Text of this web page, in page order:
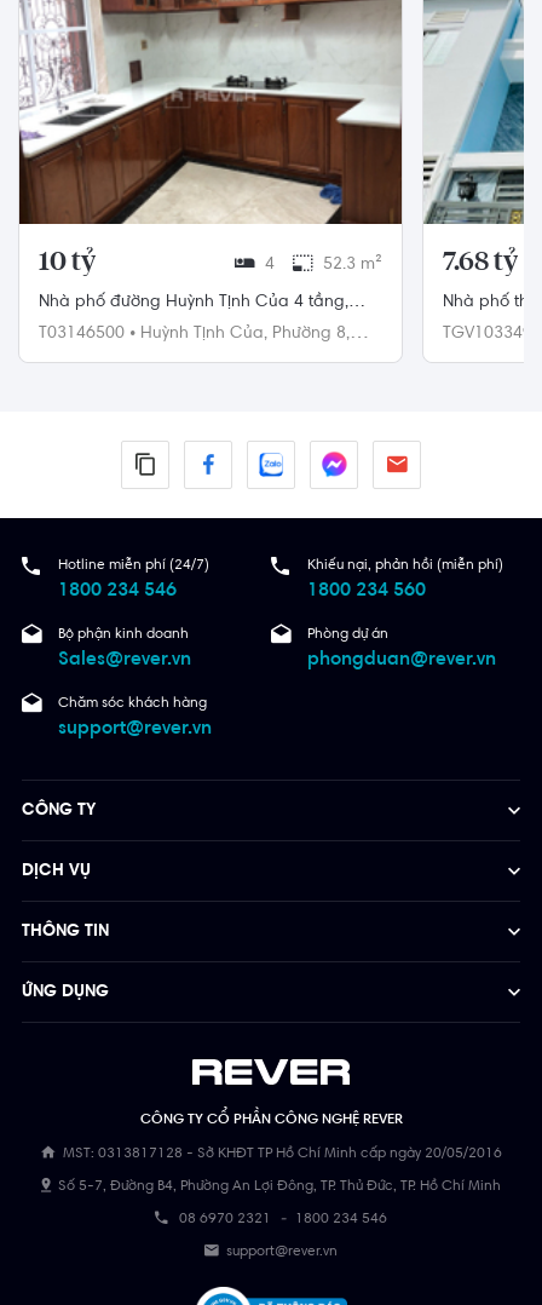
10 tỷ 4 52.3 m²
Nhà phố đường Huỳnh Tịnh Của 4 tầng,
diện tích 52.3m², hướng Nam, pháp lý Sổ
T03146500 • Huỳnh Tịnh Của, Phường 8,
7.68 tỷ
Nhà phố
thượng, có
TGV103349
Hotline miễn phí (24/7)
1800 234 546
Khiếu nại, phản hồi (miễn phí)
1800 234 560
Bộ phận kinh doanh
Sales@rever.vn
Phòng dự án
phongduan@rever.vn
Chăm sóc khách hàng
support@rever.vn
CÔNG TY CỔ PHẦN CÔNG NGHỆ REVER
MST: 0313817128 - Sở KHĐT TP Hồ Chí Minh cấp ngày 20/05/2016
Số 5-7, Đường B4, Phường An Lợi Đông, TP. Thủ Đức, TP. Hồ Chí Minh
08 6970 2321 - 1800 234 546
support@rever.vn
CÔNG TY
DỊCH VỤ
THÔNG TIN
ỨNG DỤNG